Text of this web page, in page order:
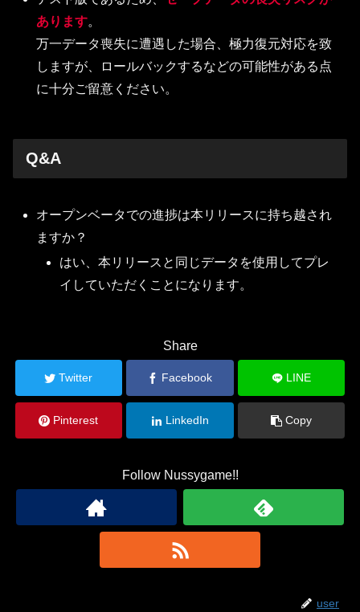
あります。
万一データ喪失に遭遇した場合、極力復元対応を致
しますが、ロールバックするなどの可能性がある点
に十分ご留意ください。
Q&A
オープンベータでの進捗は本リリースに持ち越され
ますか？
はい、本リリースと同じデータを使用してプレ
イしていただくことになります。
Share
Twitter Facebook LINE
Pinterest LinkedIn Copy
Follow Nussygame!!
user